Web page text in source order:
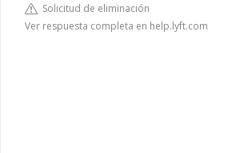
Solicitud de eliminación
Ver respuesta completa en help.lyft.com